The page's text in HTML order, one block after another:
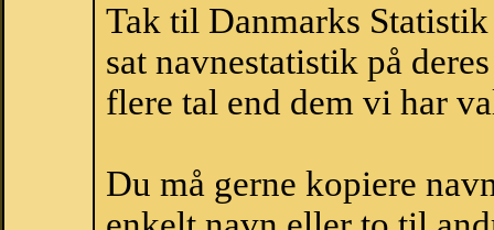
Tak til Danmarks
sat navnestatistik på
flere tal end dem vi har
Du må gerne kopiere